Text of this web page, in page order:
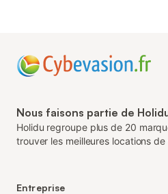
Nous faisons partie de
Holidu regroupe plus de 20
trouver les meilleures locations
Entreprise